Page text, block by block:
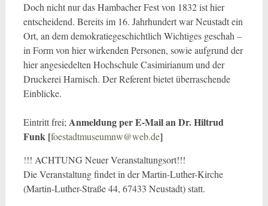
Doch nicht nur das Hambacher Fest von 1832 ist hier
entscheidend. Bereits im 16. Jahrhundert war Neustadt ein
Ort, an dem demokratiegeschichtlich Wichtiges geschah –
in Form von hier wirkenden Personen, sowie aufgrund der
hier angesiedelten Hochschule Casimirianum und der
Druckerei Harnisch. Der Referent bietet überraschende
Einblicke.
Eintritt frei; Anmeldung per E-Mail an Dr. Hiltrud
Funk [foestadtmuseumnw@web.de]
!!! ACHTUNG Neuer Veranstaltungsort!!!
Die Veranstaltung findet in der Martin-Luther-Kirche
(Martin-Luther-Straße 44, 67433 Neustadt) statt.